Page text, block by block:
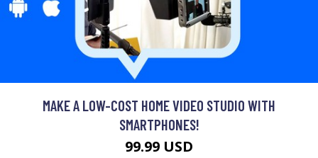
MAKE A LOW-COST HOME VIDEO STUDIO WITH
SMARTPHONES!
99.99 USD